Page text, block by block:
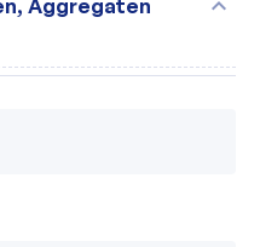
Aggregaten